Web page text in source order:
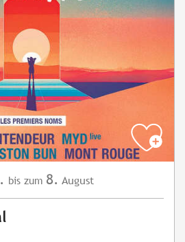
bis zum 8. August